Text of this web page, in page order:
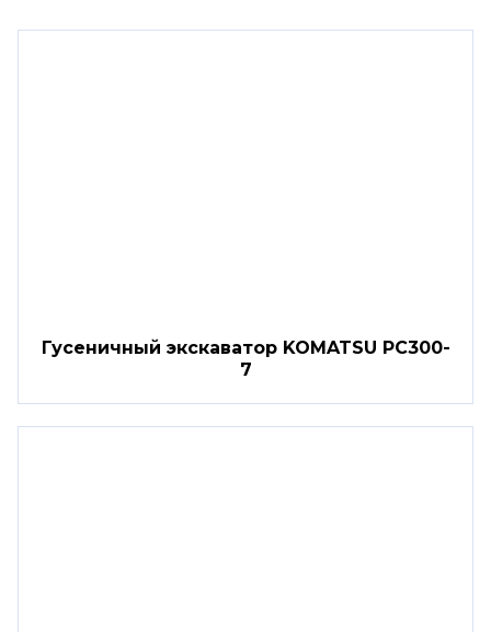
Гусеничный экскаватор KOMATSU PC300-
7